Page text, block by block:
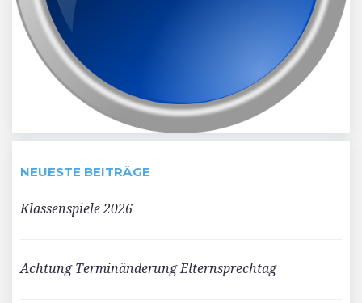
NEUESTE BEITRÄGE
Klassenspiele 2026
Achtung Terminänderung Elternsprechtag